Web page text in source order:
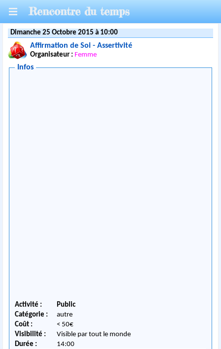
Rencontre du temps
Dimanche 25 Octobre 2015 à 10:00
Affirmation de Soi - Assertivité
Organisateur : Femme
Infos
Activité :
Public
Catégorie :
autre
Coût :
< 50€
Visibilité :
Visible par tout le monde
Durée :
14:00